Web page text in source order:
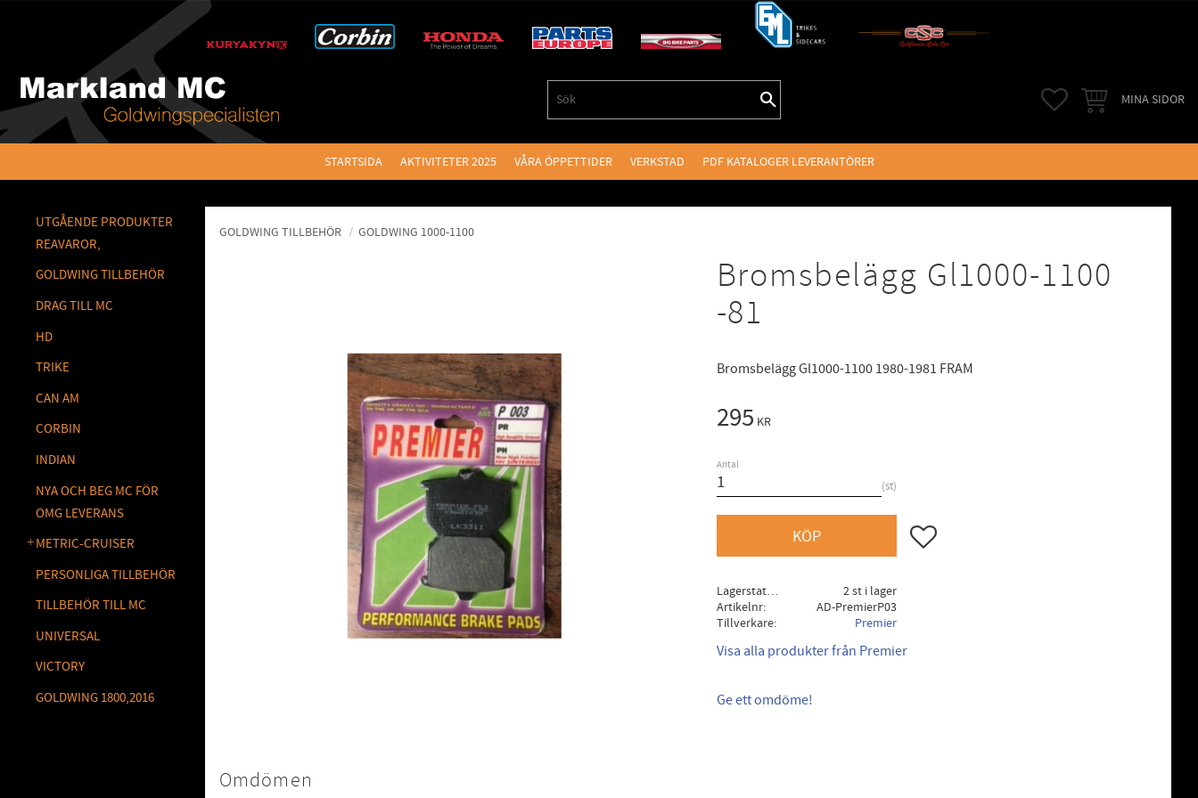
FAVORITER
KUNDVAGNMINA SIDOR
STARTSIDA AKTIVITETER 2025 VÅRA ÖPPETTIDER VERKSTAD PDF KATALOGER LEVERANTÖRER
GOLDWING TILLBEHÖR GOLDWING 1000-1100
Bromsbelägg Gl1000-1100
-81
Bromsbelägg Gl1000-1100 1980-1981 FRAM
295 KR
Antal
st
KÖP Lägg till i favoriter
Lagerstatus
2 st i lager
Artikelnr
AD-PremierP03
Tillverkare
Premier
Visa alla produkter från Premier
Ge ett omdöme!
Omdömen
UTGÅENDE PRODUKTER
REAVAROR,
GOLDWING TILLBEHÖR
DRAG TILL MC
HD
TRIKE
CAN AM
CORBIN
INDIAN
NYA OCH BEG MC FÖR
OMG LEVERANS
METRIC-CRUISER
PERSONLIGA TILLBEHÖR
TILLBEHÖR TILL MC
UNIVERSAL
VICTORY
GOLDWING 1800,2016